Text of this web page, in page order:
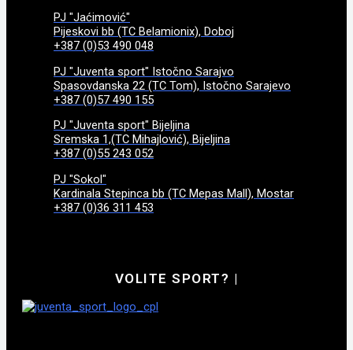
PJ "Jaćimović"
Pijeskovi bb (TC Belamionix), Doboj
+387 (0)53 490 048
PJ "Juventa sport" Istočno Sarajvo
Spasovdanska 22 (TC Tom), Istočno Sarajevo
+387 (0)57 490 155
PJ "Juventa sport" Bijeljina
Sremska 1,(TC Mihajlović), Bijeljina
+387 (0)55 243 052
PJ "Sokol"
Kardinala Stepinca bb (TC Mepas Mall), Mostar
+387 (0)36 311 453
VOLITE SPORT? |